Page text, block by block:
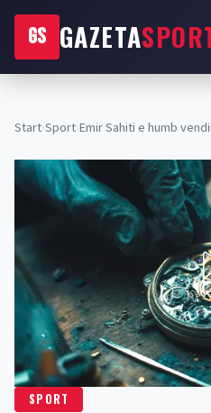
GS GAZETA
Start›Sport›Emir Sahiti e humb
SPORT